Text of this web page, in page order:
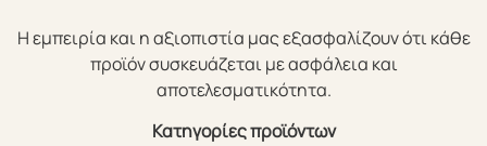
Η εμπειρία και η αξιοπιστία μας εξασφαλίζουν ότι κάθε
προϊόν συσκευάζεται με ασφάλεια και
αποτελεσματικότητα.
Κατηγορίες προϊόντων